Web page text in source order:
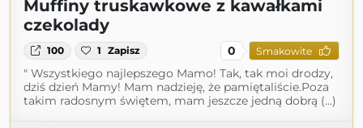
Muffiny truskawkowe z kawałkami
czekolady
100 1 Zapisz 0 Smakowite
" Wszystkiego najlepszego Mamo! Tak, tak moi drodzy,
dziś dzień Mamy! Mam nadzieję, że pamiętaliście.Poza
takim radosnym świętem, mam jeszcze jedną dobrą (...)